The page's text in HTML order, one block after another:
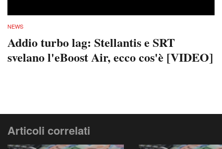
NEWS
Addio turbo lag: Stellantis e SRT
svelano l'eBoost Air, ecco cos'è [VIDEO]
Articoli correlati